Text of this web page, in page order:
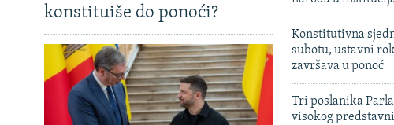
konstituiše do ponoći?
Konstitutivna
subotu, ustavni
završava u ponoć
Tri poslanika
visokog